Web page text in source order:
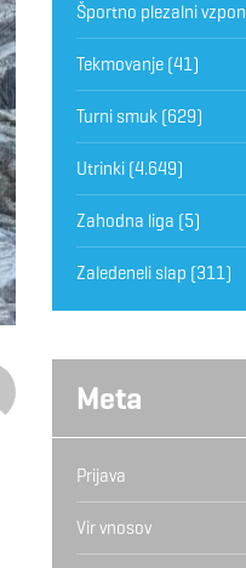
Športno plezalni vzpon
Tekmovanje(41)
Turni smuk(629)
Utrinki(4.649)
Zahodna liga (5)
Zaledeneli slap (311)
Meta
Prijava
Vir vnosov